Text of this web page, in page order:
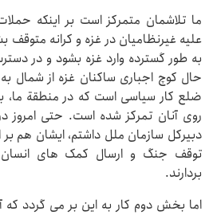
ما تلاشمان متمرکز است بر اینکه
علیه غیرنظامیان در غزه و کرانه
به طور گسترده وارد غزه بشود و در
حال کوچ اجباری ساکنان غزه از
ضلع کار سیاسی است که در منطقة ما،
روی آنان تمرکز شده است. حتی امروز
دبیرکل سازمان ملل داشتم، ایشان هم
توقف جنگ و ارسال کمک های انسان
بردارند.
اما بخش دوم کار به این بر می گردد که